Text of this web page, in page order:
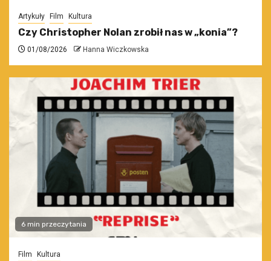
Artykuły Film Kultura
Czy Christopher Nolan zrobił nas w „konia”?
01/08/2026 Hanna Wiczkowska
6 min przeczytania
Film Kultura